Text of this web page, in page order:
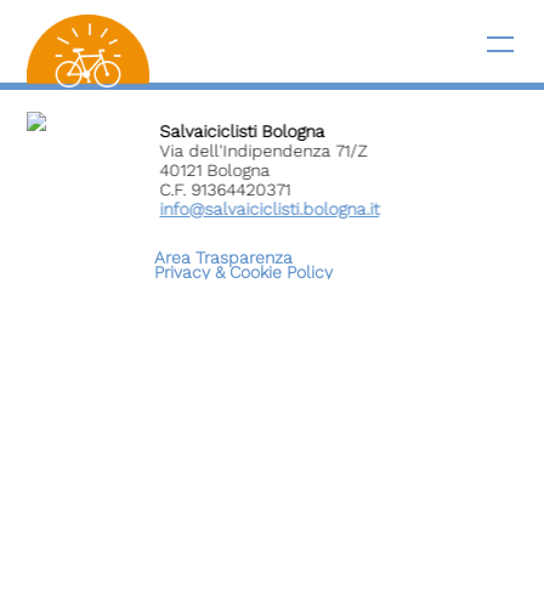
Salvaiciclisti Bologna
Via dell'Indipendenza 71/Z
40121 Bologna
C.F. 91364420371
info@salvaiciclisti.bologna.it
Area Trasparenza
Privacy & Cookie Policy